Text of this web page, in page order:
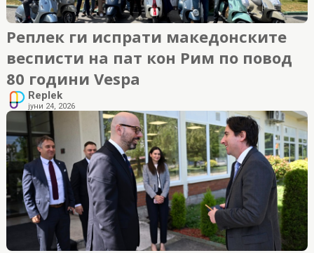
Реплек ги испрати македонските
весписти на пат кон Рим по повод
80 години Vespa
Replek
јуни 24, 2026